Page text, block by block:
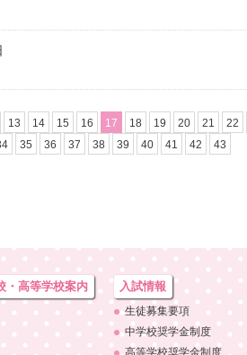
13 14 15 16 17 18 19 20 21 22
35 36 37 38 39 40 41 42 43
・高等学校案内 入試情報
生徒募集要項
中学校奨学金制度
高等学校奨学金制度